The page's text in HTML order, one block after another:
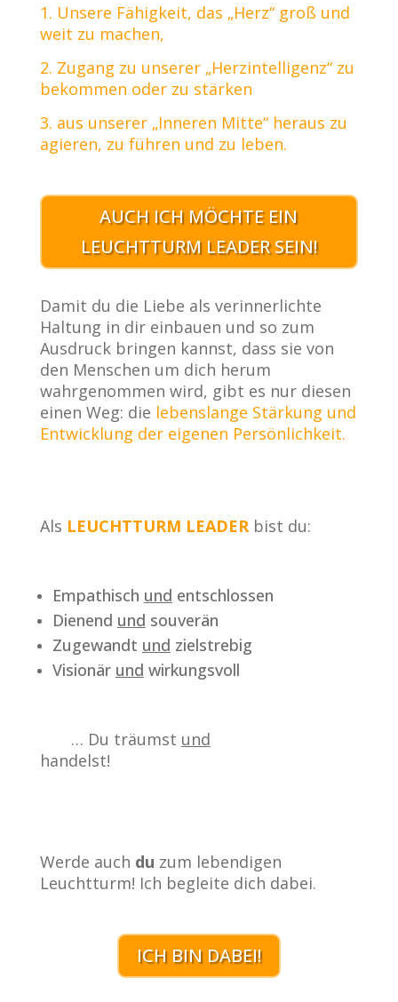
1. Unsere Fähigkeit, das „Herz“ groß und
weit zu machen,
2. Zugang zu unserer „Herzintelligenz“ zu
bekommen oder zu stärken
3. aus unserer „Inneren Mitte“ heraus zu
agieren, zu führen und zu leben.
AUCH ICH MÖCHTE EIN
LEUCHTTURM LEADER SEIN!
Damit du die Liebe als verinnerlichte
Haltung in dir einbauen und so zum
Ausdruck bringen kannst, dass sie von
den Menschen um dich herum
wahrgenommen wird, gibt es nur diesen
einen Weg: die lebenslange Stärkung und
Entwicklung der eigenen Persönlichkeit.
Als LEUCHTTURM LEADERbist du:
Empathisch und entschlossen
Dienend und souverän
Zugewandt und zielstrebig
Visionär und wirkungsvoll
… Du träumst und
handelst!
Werde auch du zum lebendigen
Leuchtturm! Ich begleite dich dabei.
ICH BIN DABEI!